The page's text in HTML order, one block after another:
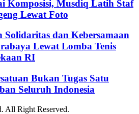
Komposisi, Musdiq Latih Staf
Lewat Foto
Solidaritas dan Kebersamaan
Lewat Lomba Tenis
RI
Bukan Tugas Satu
Seluruh Indonesia
All Right Reserved.